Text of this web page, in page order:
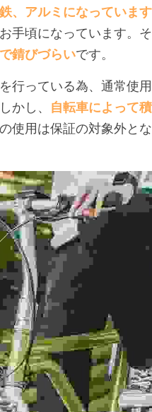
、アルミになっています
手頃になっています。
錆びづらいです。
行っている為、通常使
かし、 自転車によって
使用は保証の対象外と